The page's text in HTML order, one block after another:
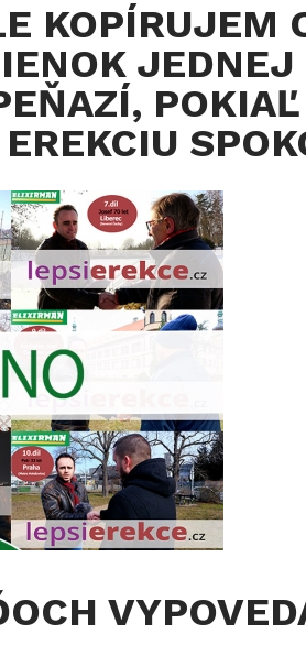
KOPÍRUJEM
JEDNEJ